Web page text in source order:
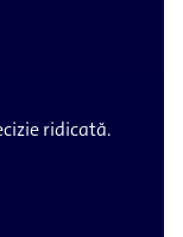
ridicată.